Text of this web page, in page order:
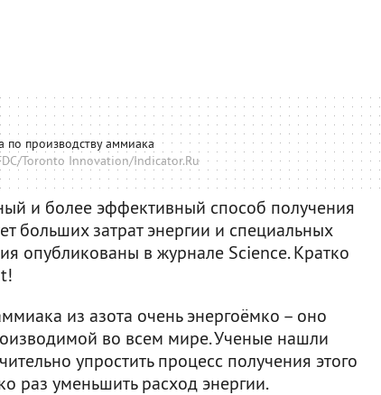
по производству аммиака
Toronto Innovation/Indicator.Ru
и более эффективный способ получения
больших затрат энергии и специальных
опубликованы в журнале Science. Кратко
из азота очень энергоёмко – оно
во всем мире. Ученые нашли
упростить процесс получения этого
раз уменьшить расход энергии.